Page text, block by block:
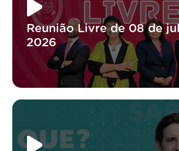
Reunião Livre de 08 de
2026